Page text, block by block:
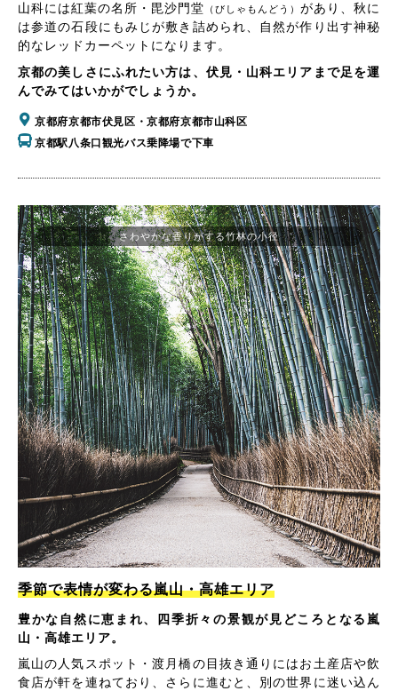
山科には紅葉の名所・毘沙門堂 （びしゃもんどう） があり、秋に
は参道の石段にもみじが敷き詰められ、自然が作り出す神秘
的なレッドカーペットになります。
京都の美しさにふれたい方は、伏見・山科エリアまで足を運
んでみてはいかがでしょうか。
京都府京都市伏見区・京都府京都市山科区
京都駅八条口観光バス乗降場で下車
さわやかな香りがする竹林の小径
季節で表情が変わる嵐山・高雄エリア
豊かな自然に恵まれ、四季折々の景観が見どころとなる嵐
山・高雄エリア。
嵐山の人気スポット・渡月橋の目抜き通りにはお土産店や飲
食店が軒を連ねており、さらに進むと、別の世界に迷い込ん